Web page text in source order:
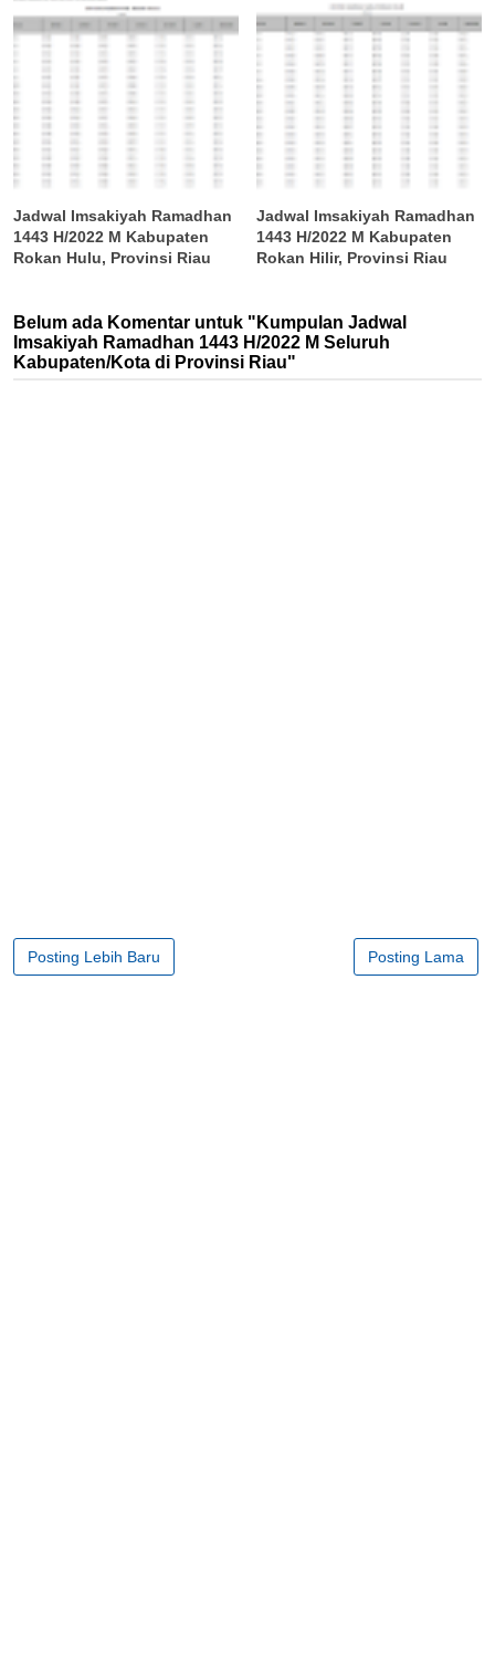
Jadwal Imsakiyah Ramadhan
1443 H/2022 M Kabupaten
Rokan Hulu, Provinsi Riau
Jadwal Imsakiyah Ramadhan
1443 H/2022 M Kabupaten
Rokan Hilir, Provinsi Riau
Belum ada Komentar untuk "Kumpulan Jadwal
Imsakiyah Ramadhan 1443 H/2022 M Seluruh
Kabupaten/Kota di Provinsi Riau"
Posting Lebih Baru Posting Lama